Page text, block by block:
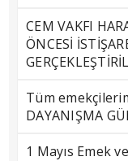
CEM VAKFI
ÖNCESİ
Tüm
DAYANIŞMA
1 Mayıs Emek